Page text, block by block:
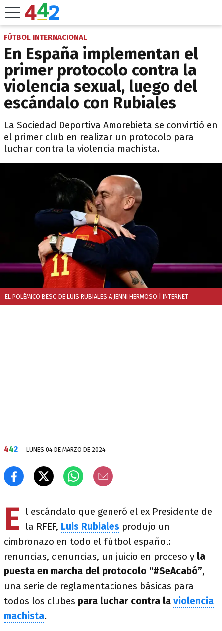
FÚTBOL INTERNACIONAL
En España implementan el
primer protocolo contra la
violencia sexual, luego del
escándalo con Rubiales
La Sociedad Deportiva Amorebieta se convirtió en
el primer club en realizar un protocolo para
luchar contra la violencia machista.
EL POLÉMICO BESO DE LUIS RUBIALES A JENNI HERMOSO | INTERNET
442 LUNES 04 DE MARZO DE 2024
E
l escándalo que generó el ex Presidente de
la RFEF, Luis Rubiales produjo un
cimbronazo en todo el fútbol español:
renuncias, denuncias, un juicio en proceso y la
puesta en marcha del protocolo “#SeAcabó”,
una serie de reglamentaciones básicas para
todos los clubes para luchar contra la violencia
machista.